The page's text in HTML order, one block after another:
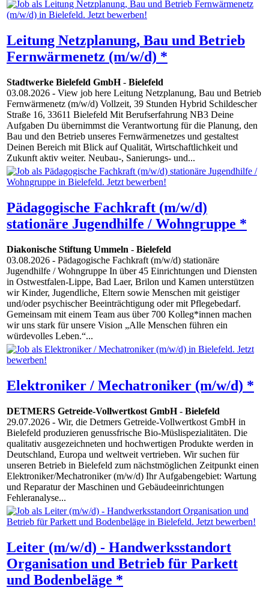
Leitung Netzplanung, Bau und Betrieb
Fernwärmenetz (m/w/d) *
Stadtwerke Bielefeld GmbH- Bielefeld
03.08.2026 - View job here Leitung Netzplanung, Bau und Betrieb
Fernwärmenetz (m/w/d) Vollzeit, 39 Stunden Hybrid Schildescher
Straße 16, 33611 Bielefeld Mit Berufserfahrung NB3 Deine
Aufgaben Du übernimmst die Verantwortung für die Planung, den
Bau und den Betrieb unseres Fernwärmenetzes und gestaltest
Deinen Bereich mit Blick auf Qualität, Wirtschaftlichkeit und
Zukunft aktiv weiter. Neubau-, Sanierungs- und...
Pädagogische Fachkraft (m/w/d)
stationäre Jugendhilfe / Wohngruppe *
Diakonische Stiftung Ummeln - Bielefeld
03.08.2026 - Pädagogische Fachkraft (m/w/d) stationäre
Jugendhilfe / Wohngruppe In über 45 Einrichtungen und Diensten
in Ostwestfalen-Lippe, Bad Laer, Brilon und Kamen unterstützen
wir Kinder, Jugendliche, Eltern sowie Menschen mit geistiger
und/oder psychischer Beeinträchtigung oder mit Pflegebedarf.
Gemeinsam mit einem Team aus über 700 Kolleg*innen machen
wir uns stark für unsere Vision „Alle Menschen führen ein
würdevolles Leben.“...
Elektroniker / Mechatroniker (m/w/d) *
DETMERS Getreide-Vollwertkost GmbH- Bielefeld
29.07.2026 - Wir, die Detmers Getreide-Vollwertkost GmbH in
Bielefeld produzieren genussfrische Bio-Müslispezialitäten. Die
qualitativ ausgezeichneten und hochwertigen Produkte werden in
Deutschland, Europa und weltweit vertrieben. Wir suchen für
unseren Betrieb in Bielefeld zum nächstmöglichen Zeitpunkt einen
Elektroniker/Mechatroniker (m/w/d) Ihr Aufgabengebiet: Wartung
und Reparatur der Maschinen und Gebäudeeinrichtungen
Fehleranalyse...
Leiter (m/w/d) - Handwerksstandort
Organisation und Betrieb für Parkett
und Bodenbeläge *